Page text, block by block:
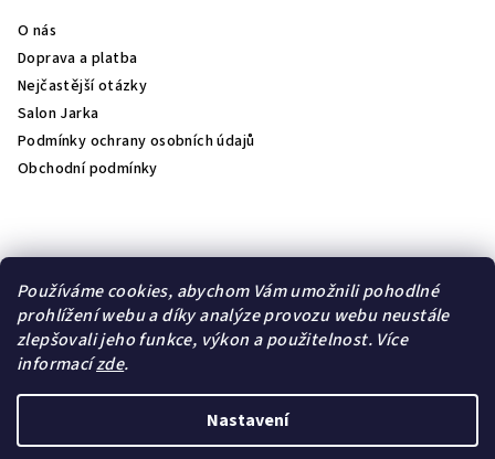
Používáme cookies, abychom Vám umožnili pohodlné
prohlížení webu a díky analýze provozu webu neustále
zlepšovali jeho funkce, výkon a použitelnost. Více
informacízde.
Nastavení
O nás
Doprava a platba
Nejčastější otázky
Salon Jarka
Podmínky ochrany osobních údajů
Obchodní podmínky